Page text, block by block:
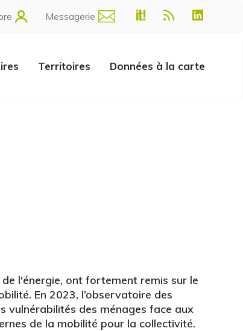
Messagerie
Territoires Données à la carte
l'énergie, ont fortement remis sur le
En 2023, l’observatoire des
vulnérabilités des ménages face aux
de la mobilité pour la collectivité.